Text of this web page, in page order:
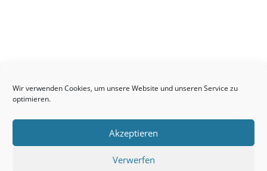
Wir verwenden Cookies, um unsere Website und unseren Service zu
optimieren.
Akzeptieren
Verwerfen
Kontakt
Links
Neuigkeiten
Seelsorge / Sakramente